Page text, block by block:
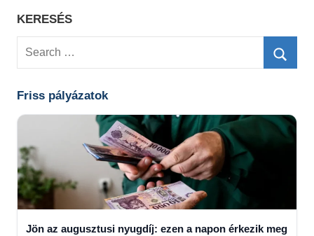
KERESÉS
Search
Friss pályázatok
Jön az augusztusi nyugdíj: ezen a napon érkezik meg